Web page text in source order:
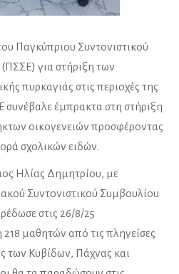
Παγκύπριου Συντονιστικού
για στήριξη των
πυρκαγιάς στις περιοχές της
έμπρακτα στη στήριξη
οικογενειών προσφέροντας
σχολικών ειδών.
Ηλίας Δημητρίου, με
Συντονιστικού Συμβουλίου
στις 26/8/25
μαθητών από τις πληγείσες
των Κυβίδων, Πάχνας και